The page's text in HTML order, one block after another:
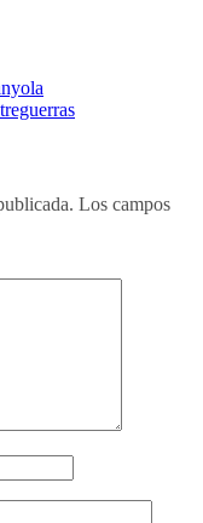
Los campos